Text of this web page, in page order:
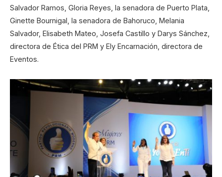
Salvador Ramos, Gloria Reyes, la senadora de Puerto Plata,
Ginette Bournigal, la senadora de Bahoruco, Melania
Salvador, Elisabeth Mateo, Josefa Castillo y Darys Sánchez,
directora de Ética del PRM y Ely Encarnación, directora de
Eventos.